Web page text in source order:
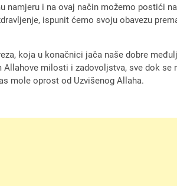
namjeru i na ovaj način možemo postići
ispunit ćemo svoju obavezu
koja u konačnici jača naše dobre
milosti i zadovoljstva, sve dok
mole oprost od Uzvišenog Allaha.